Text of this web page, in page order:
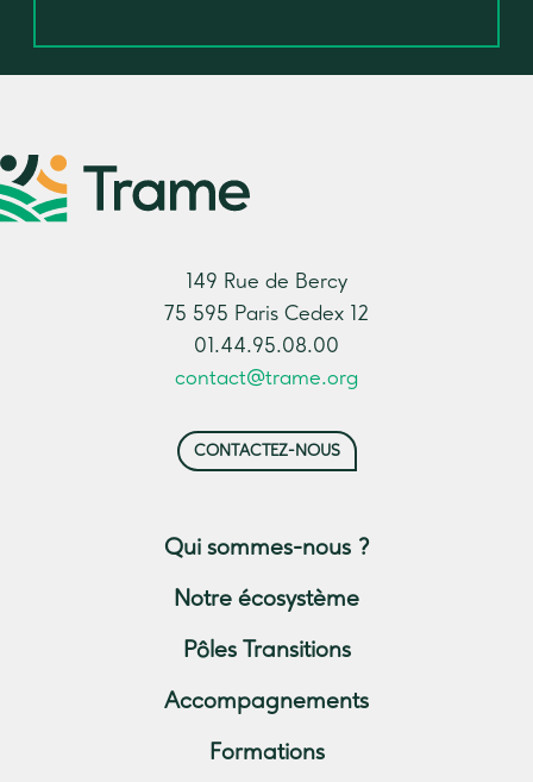
149 Rue de Bercy
75 595 Paris Cedex 12
01.44.95.08.00
contact@trame.org
CONTACTEZ-NOUS
Qui sommes-nous ?
Notre écosystème
Pôles Transitions
Accompagnements
Formations